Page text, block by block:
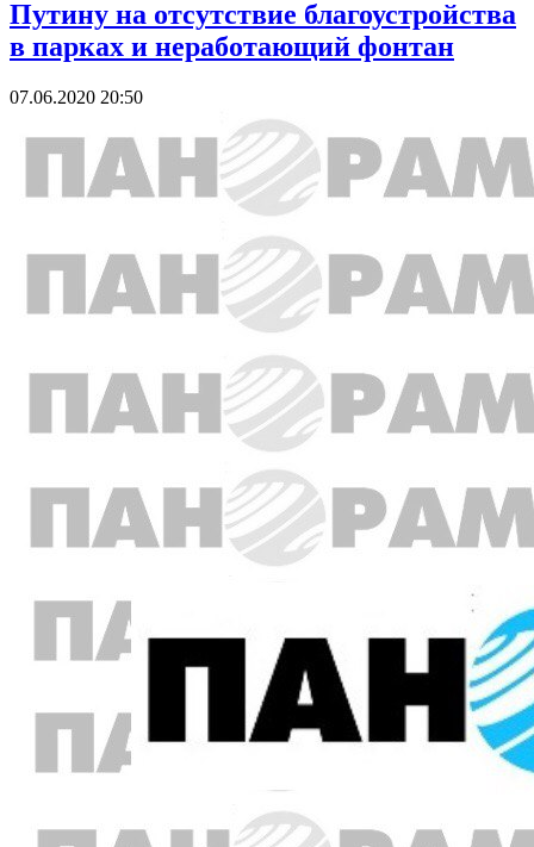
Путину на отсутствие благоустройства
в парках и неработающий фонтан
07.06.2020 20:50